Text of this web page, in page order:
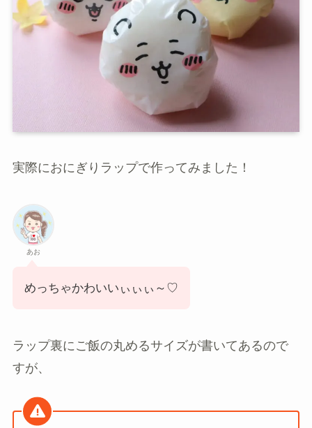
実際におにぎりラップで作ってみました！
あお
めっちゃかわいいぃぃぃ～♡
ラップ裏にご飯の丸めるサイズが書いてあるので
すが、